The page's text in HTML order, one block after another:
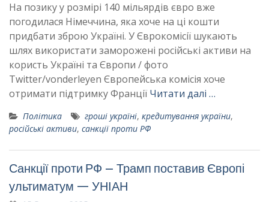
На позику у розмірі 140 мільярдів євро вже
погодилася Німеччина, яка хоче на ці кошти
придбати зброю Україні. У Єврокомісії шукають
шлях використати заморожені російські активи на
користь Україні та Європи / фото
Twitter/vonderleyen Європейська комісія хоче
отримати підтримку Франції Читати далі …
Політика гроші україні, кредитування україни,
російські активи, санкції проти РФ
Санкції проти РФ – Трамп поставив Європі
ультиматум — УНІАН